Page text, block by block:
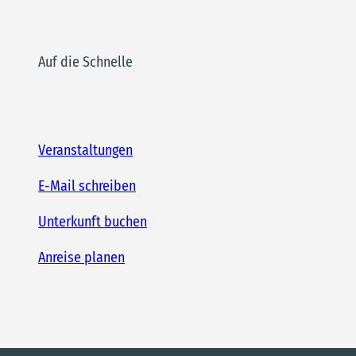
Auf die Schnelle
Veranstaltungen
E-Mail schreiben
Unterkunft buchen
Anreise planen